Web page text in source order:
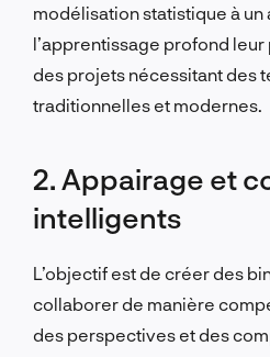
modélisation statistique à
l’apprentissage profond leur
des projets nécessitant des
traditionnelles et modernes.
2. Appairage et
intelligents
L’objectif est de créer des
collaborer de manière
des perspectives et des